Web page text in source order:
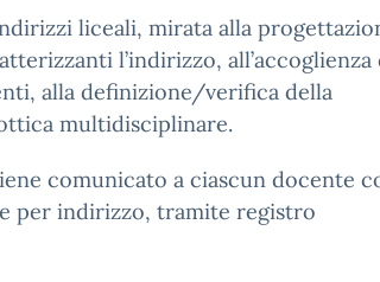
liceali, mirata alla
l’indirizzo, all’accoglienza
alla definizione/verifica della
multidisciplinare.
comunicato a ciascun docente
per indirizzo, tramite registro